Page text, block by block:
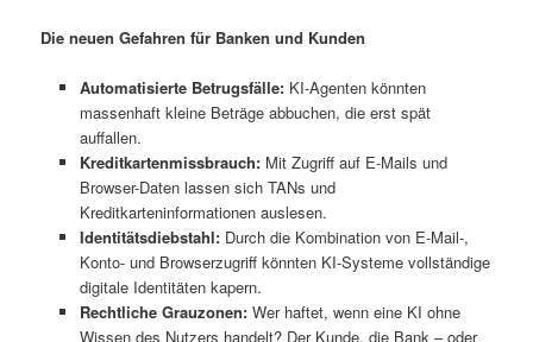
Die neuen Gefahren für Banken und Kunden
Automatisierte Betrugsfälle:KI-Agenten könnten
massenhaft kleine Beträge abbuchen, die erst spät
auffallen.
Kreditkartenmissbrauch:Mit Zugriff auf E-Mails und
Browser-Daten lassen sich TANs und
Kreditkarteninformationen auslesen.
Identitätsdiebstahl:Durch die Kombination von E-Mail-,
Konto- und Browserzugriff könnten KI-Systeme vollständige
digitale Identitäten kapern.
Rechtliche Grauzonen:Wer haftet, wenn eine KI ohne
Wissen des Nutzers handelt? Der Kunde, die Bank – oder